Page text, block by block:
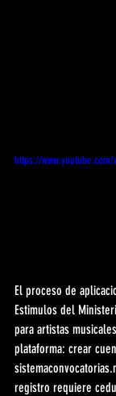
https://www.youtube.com/
El proceso de
Estimulos del
para artistas
plataforma: crear
registro requiere